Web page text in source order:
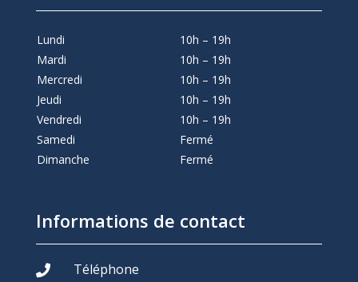
Lundi
10h – 19h
Mardi
10h – 19h
Mercredi
10h – 19h
Jeudi
10h – 19h
Vendredi
10h – 19h
Samedi
Fermé
Dimanche
Fermé
Informations de contact
 Téléphone